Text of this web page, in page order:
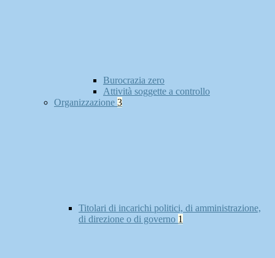
Burocrazia zero
Attività soggette a controllo
Organizzazione 3
Titolari di incarichi politici, di amministrazione,
di direzione o di governo 1